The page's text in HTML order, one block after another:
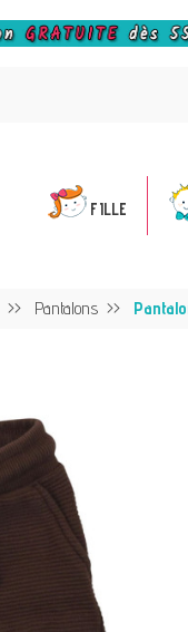
FILLE
Pantalons